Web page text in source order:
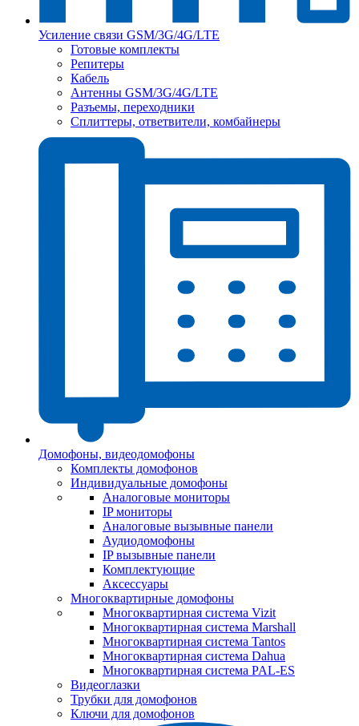
Усиление связи GSM/3G/4G/LTE
Готовые комплекты
Репитеры
Кабель
Антенны GSM/3G/4G/LTE
Разъемы, переходники
Сплиттеры, ответвители, комбайнеры
Домофоны, видеодомофоны
Комплекты домофонов
Индивидуальные домофоны
Аналоговые мониторы
IP мониторы
Аналоговые вызывные панели
Аудиодомофоны
IP вызывные панели
Комплектующие
Аксессуары
Многоквартирные домофоны
Многоквартирная система Vizit
Многоквартирная система Marshall
Многоквартирная система Tantos
Многоквартирная система Dahua
Многоквартирная система PAL-ES
Видеоглазки
Трубки для домофонов
Ключи для домофонов